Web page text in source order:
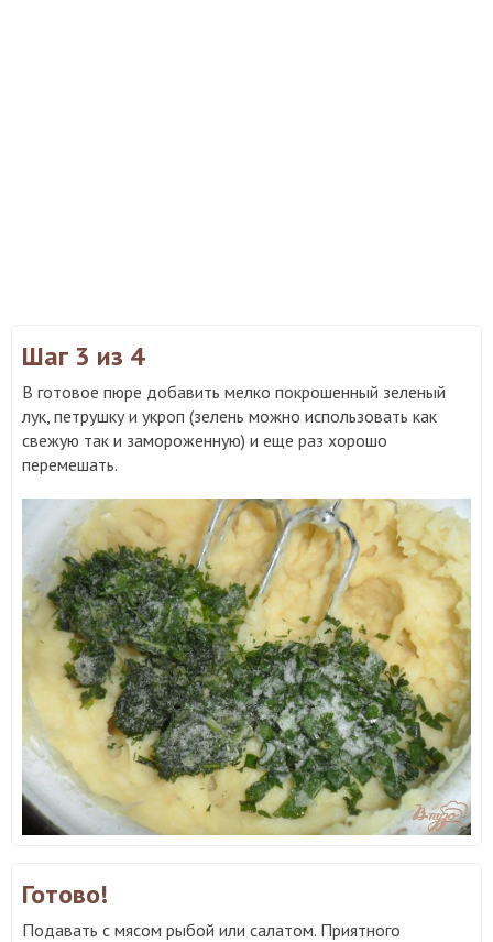
Шаг 3 из 4
В готовое пюре добавить мелко покрошенный зеленый
лук, петрушку и укроп (зелень можно использовать как
свежую так и замороженную) и еще раз хорошо
перемешать.
Готово!
Подавать с мясом рыбой или салатом. Приятного